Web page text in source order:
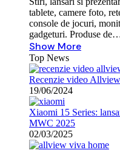
tablete, camere foto,
console de jocuri,
gadgeturi. Produse
Show More
Top News
Recenzie video
19/06/2024
Xiaomi 15 Series:
MWC 2025
02/03/2025